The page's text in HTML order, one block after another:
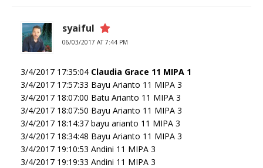
syaiful
06/03/2017 AT 7:44 PM
3/4/2017 17:35:04 Claudia Grace 11 MIPA 1
3/4/2017 17:57:33 Bayu Arianto 11 MIPA 3
3/4/2017 18:07:00 Batu Arianto 11 MIPA 3
3/4/2017 18:07:50 Bayu Arianto 11 MIPA 3
3/4/2017 18:14:37 bayu arianto 11 MIPA 3
3/4/2017 18:34:48 Bayu Arianto 11 MIPA 3
3/4/2017 19:10:53 Andini 11 MIPA 3
3/4/2017 19:19:33 Andini 11 MIPA 3